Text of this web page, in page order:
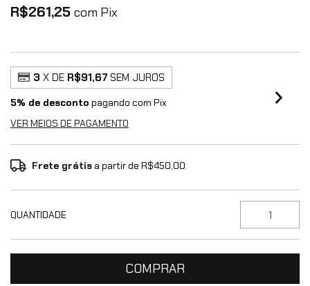
R$261,25 com Pix
3 X DE R$91,67 SEM JUROS
5% de desconto pagando com Pix
VER MEIOS DE PAGAMENTO
Frete grátisa partir deR$450,00
QUANTIDADE